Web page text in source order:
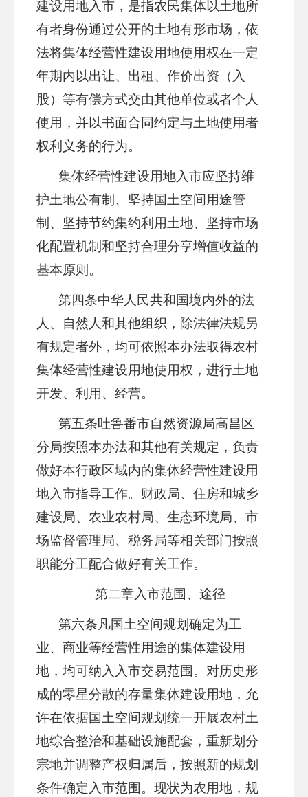
建设用地入市，是指农民集体以土地所
有者身份通过公开的土地有形市场，依
法将集体经营性建设用地使用权在一定
年期内以出让、出租、作价出资（入
股）等有偿方式交由其他单位或者个人
使用，并以书面合同约定与土地使用者
权利义务的行为。
集体经营性建设用地入市应坚持维
护土地公有制、坚持国土空间用途管
制、坚持节约集约利用土地、坚持市场
化配置机制和坚持合理分享增值收益的
基本原则。
第四条中华人民共和国境内外的法
人、自然人和其他组织，除法律法规另
有规定者外，均可依照本办法取得农村
集体经营性建设用地使用权，进行土地
开发、利用、经营。
第五条吐鲁番市自然资源局高昌区
分局按照本办法和其他有关规定，负责
做好本行政区域内的集体经营性建设用
地入市指导工作。财政局、住房和城乡
建设局、农业农村局、生态环境局、市
场监督管理局、税务局等相关部门按照
职能分工配合做好有关工作。
第二章入市范围、途径
第六条凡国土空间规划确定为工
业、商业等经营性用途的集体建设用
地，均可纳入入市交易范围。对历史形
成的零星分散的存量集体建设用地，允
许在依据国土空间规划统一开展农村土
地综合整治和基础设施配套，重新划分
宗地并调整产权归属后，按照新的规划
条件确定入市范围。现状为农用地，规